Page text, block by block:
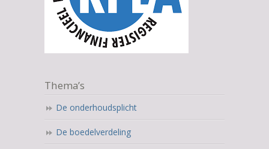
Thema’s
De onderhoudsplicht
De boedelverdeling